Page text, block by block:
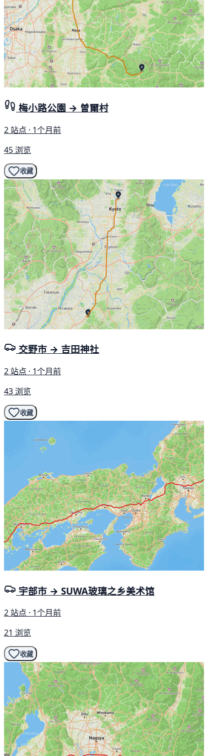
梅小路公園 → 曽爾村
2 站点 · 1个月前
45 浏览
收藏
交野市 → 吉田神社
2 站点 · 1个月前
43 浏览
收藏
宇部市 → SUWA玻璃之乡美术馆
2 站点 · 1个月前
21 浏览
收藏